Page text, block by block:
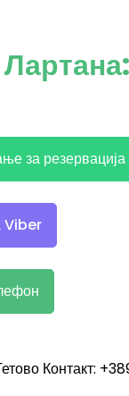
за резервација
Viber
Контакт: